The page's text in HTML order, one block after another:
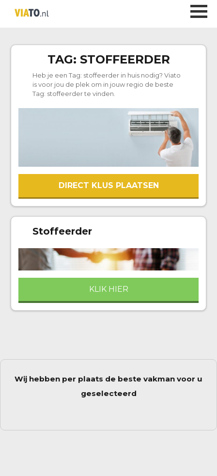
TAG: STOFFEERDER
Heb je een Tag: stoffeerderin huis nodig? Viato
is voor jou de plek om in jouw regio de beste
Tag: stoffeerderte vinden.
DIRECT KLUS PLAATSEN
Stoffeerder
KLIK HIER
Wij hebben per plaats de beste vakman voor u
geselecteerd